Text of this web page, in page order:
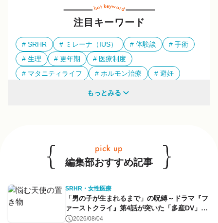
注目キーワード
SRHR ミレーナ（IUS） 体験談
手術
生理
更年期
医療制度
マタニティライフ
ホルモン治療
避妊
もっとみる
編集部おすすめ記事
SRHR・女性医療
「男の子が生まれるまで」の呪縛～ドラマ『フ
ァーストクライ』第4話が突いた「多産DV」と
命のコントロール～
2026/08/04